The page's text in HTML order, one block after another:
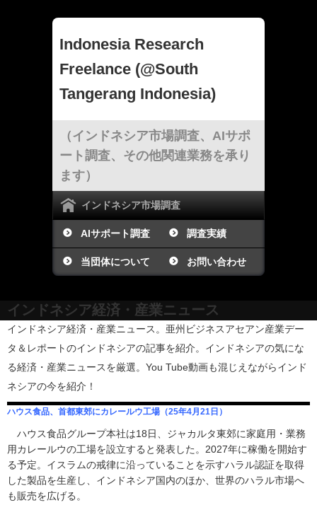
Indonesia Research
Freelance (@South
Tangerang Indonesia)
（インドネシア市場調査、AIサポ
ート調査、その他関連業務を承り
ます）
インドネシア市場調査
AIサポート調査 調査実績
当団体について お問い合わせ
インドネシア経済・産業ニュース
インドネシア経済・産業ニュース。亜州ビジネスアセアン産業デー
タ＆レポートのインドネシアの記事を紹介。インドネシアの気にな
る経済・産業ニュースを厳選。You Tube動画も混じえながらインド
ネシアの今を紹介！
ハウス食品、首都東郊にカレールウ工場（25年4月21日）
ハウス食品グループ本社は18日、ジャカルタ東郊に家庭用・業務
用カレールウの工場を設立すると発表した。2027年に稼働を開始す
る予定。イスラムの戒律に沿っていることを示すハラル認証を取得
した製品を生産し、インドネシア国内のほか、世界のハラル市場へ
も販売を広げる。